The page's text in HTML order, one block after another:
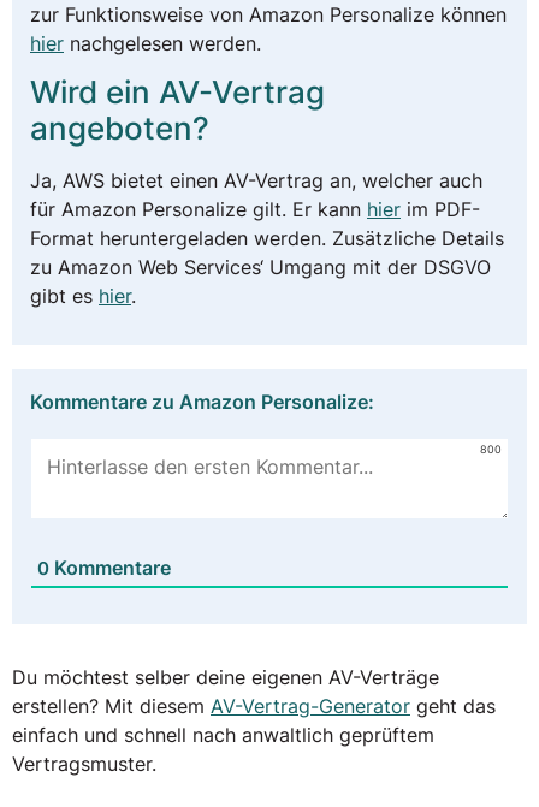
zur Funktionsweise von Amazon Personalize können
hier nachgelesen werden.
Wird ein AV-Vertrag
angeboten?
Ja, AWS bietet einen AV-Vertrag an, welcher auch
für Amazon Personalize gilt. Er kann hier im PDF-
Format heruntergeladen werden. Zusätzliche Details
zu Amazon Web Services‘ Umgang mit der DSGVO
gibt es hier.
Kommentare zu Amazon Personalize:
800
0 Kommentare
Du möchtest selber deine eigenen AV-Verträge
erstellen? Mit diesem AV-Vertrag-Generator geht das
einfach und schnell nach anwaltlich geprüftem
Vertragsmuster.